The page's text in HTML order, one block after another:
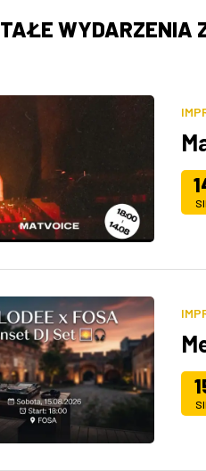
WYDARZENIA